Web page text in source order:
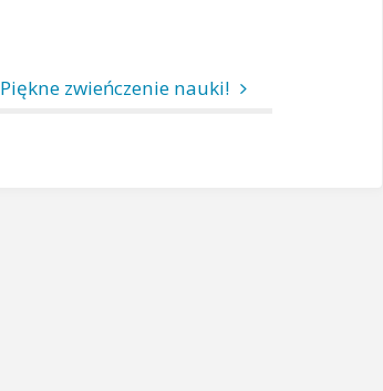
Piękne zwieńczenie nauki!